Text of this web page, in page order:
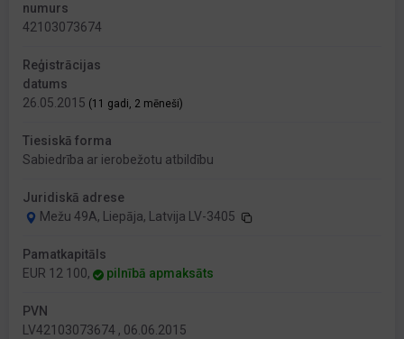
numurs
42103073674
Reģistrācijas
datums
26.05.2015 (11 gadi, 2 mēneši)
Tiesiskā forma
Sabiedrība ar ierobežotu atbildību
Juridiskā adrese
Mežu 49A, Liepāja, Latvija LV-3405
Pamatkapitāls
EUR 12 100,
pilnībā apmaksāts
PVN
LV42103073674 , 06.06.2015